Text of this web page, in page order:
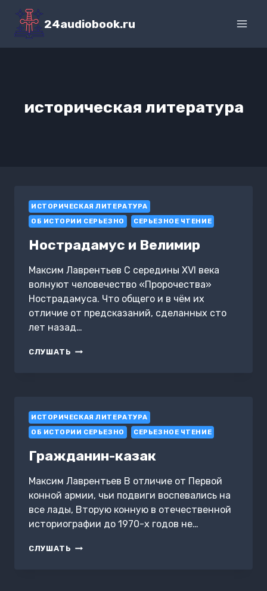
Перейти
содержимому
24audiobook.ru
историческая литература
ИСТОРИЧЕСКАЯ ЛИТЕРАТУРА
ОБ ИСТОРИИ СЕРЬЕЗНО
СЕРЬЕЗНОЕ ЧТЕНИЕ
Нострадамус и Велимир
Максим Лаврентьев С середины XVI века
волнуют человечество «Пророчества»
Нострадамуса. Что общего и в чём их
отличие от предсказаний, сделанных сто
лет назад…
СЛУШАТЬ НОСТРАДАМУС
ИСТОРИЧЕСКАЯ ЛИТЕРАТУРА
ОБ ИСТОРИИ СЕРЬЕЗНО
СЕРЬЕЗНОЕ ЧТЕНИЕ
Гражданин-казак
Максим Лаврентьев В отличие от Первой
конной армии, чьи подвиги воспевались на
все лады, Вторую конную в отечественной
историографии до 1970-х годов не…
СЛУШАТЬ ГРАЖДАНИН-